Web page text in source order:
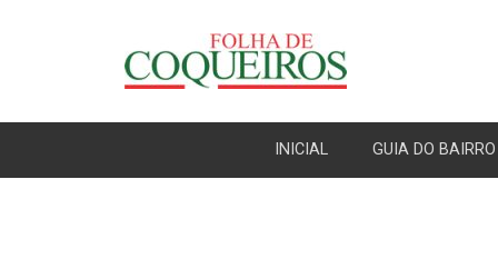
INICIAL GUIA DO BAIRRO